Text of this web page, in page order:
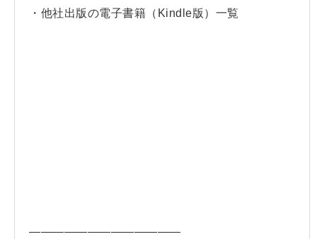
・他社出版の電子書籍（Kindle版）一覧
—————————————